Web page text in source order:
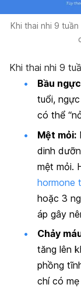
Khi thai nhi 9
Khi thai nhi 9
Bầu
tuổi,
có thể
Mệt mỏi:
dinh
mệt mỏi.
hormone
hoặc 3
áp gây
Chảy
tăng lên
phồng
chí có